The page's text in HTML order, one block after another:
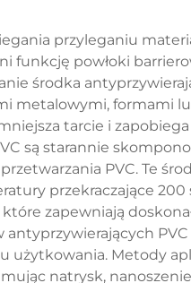
przyleganiu
powłoki
środka
metalowymi, formami
tarcie i zapobiega
są starannie
PVC. Te
przekraczające 200
zapewniają
użytkowania. Metody
natrysk,